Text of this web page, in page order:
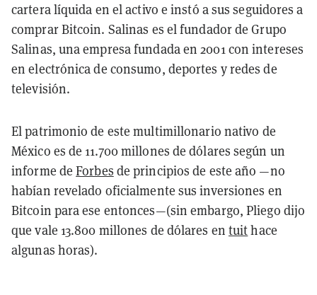
cartera líquida en el activo e instó a sus seguidores a
comprar Bitcoin. Salinas es el fundador de Grupo
Salinas, una empresa fundada en 2001 con intereses
en electrónica de consumo, deportes y redes de
televisión.
El patrimonio de este multimillonario nativo de
México es de 11.700 millones de dólares según un
informe deForbes de principios de este año —no
habían revelado oficialmente sus inversiones en
Bitcoin para ese entonces—(sin embargo, Pliego dijo
que vale 13.800 millones de dólares en tuithace
algunas horas).